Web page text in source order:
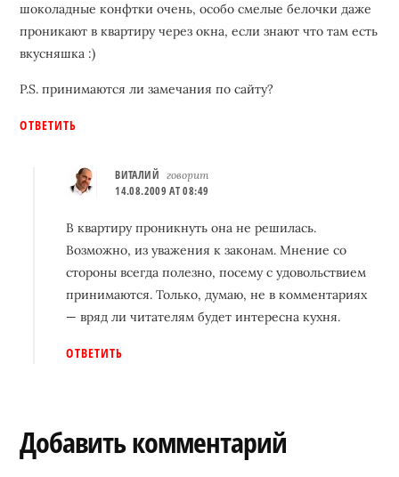
шоколадные конфтки очень, особо смелые белочки даже
проникают в квартиру через окна, если знают что там есть
вкусняшка :)
P.S. принимаются ли замечания по сайту?
ОТВЕТИТЬ
ВИТАЛИЙ говорит
14.08.2009 AT 08:49
В квартиру проникнуть она не решилась.
Возможно, из уважения к законам. Мнение со
стороны всегда полезно, посему с удовольствием
принимаются. Только, думаю, не в комментариях
— вряд ли читателям будет интересна кухня.
ОТВЕТИТЬ
Добавить комментарий